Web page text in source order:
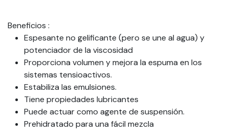
Beneficios :
Espesante no gelificante (pero se une al agua) y
potenciador de la viscosidad
Proporciona volumen y mejora la espuma en los
sistemas tensioactivos.
Estabiliza las emulsiones.
Tiene propiedades lubricantes
Puede actuar como agente de suspensión.
Prehidratado para una fácil mezcla